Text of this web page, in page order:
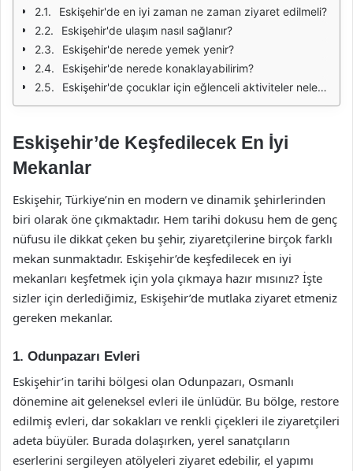
Eskişehir'de en iyi zaman ne zaman ziyaret edilmeli?
Eskişehir'de ulaşım nasıl sağlanır?
Eskişehir'de nerede yemek yenir?
Eskişehir'de nerede konaklayabilirim?
Eskişehir'de çocuklar için eğlenceli aktiviteler nelerdir?
Eskişehir’de Keşfedilecek En İyi
Mekanlar
Eskişehir, Türkiye’nin en modern ve dinamik şehirlerinden
biri olarak öne çıkmaktadır. Hem tarihi dokusu hem de genç
nüfusu ile dikkat çeken bu şehir, ziyaretçilerine birçok farklı
mekan sunmaktadır. Eskişehir’de keşfedilecek en iyi
mekanları keşfetmek için yola çıkmaya hazır mısınız? İşte
sizler için derlediğimiz, Eskişehir’de mutlaka ziyaret etmeniz
gereken mekanlar.
1. Odunpazarı Evleri
Eskişehir’in tarihi bölgesi olan Odunpazarı, Osmanlı
dönemine ait geleneksel evleri ile ünlüdür. Bu bölge, restore
edilmiş evleri, dar sokakları ve renkli çiçekleri ile ziyaretçileri
adeta büyüler. Burada dolaşırken, yerel sanatçıların
eserlerini sergileyen atölyeleri ziyaret edebilir, el yapımı